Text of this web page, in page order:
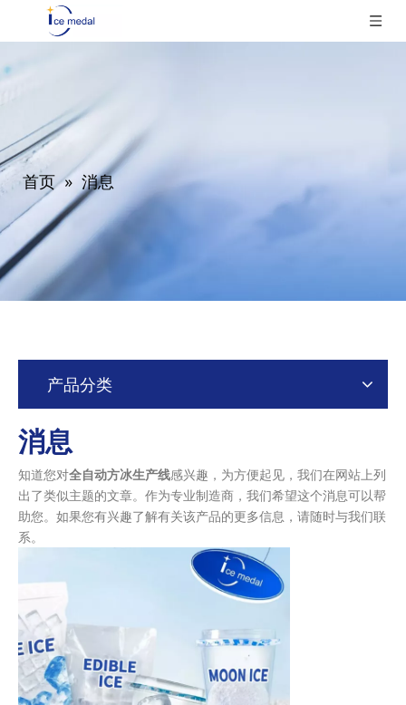
首页 » 消息
产品分类
消息
知道您对全自动方冰生产线感兴趣，为方便起见，我们在网站上列
出了类似主题的文章。作为专业制造商，我们希望这个消息可以帮
助您。如果您有兴趣了解有关该产品的更多信息，请随时与我们联
系。